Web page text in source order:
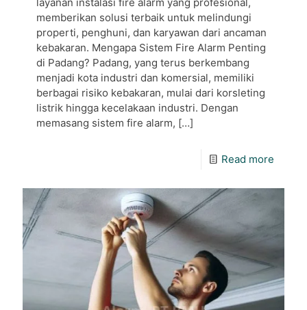
memberikan solusi terbaik untuk melindungi
properti, penghuni, dan karyawan dari ancaman
kebakaran. Mengapa Sistem Fire Alarm Penting
di Padang? Padang, yang terus berkembang
menjadi kota industri dan komersial, memiliki
berbagai risiko kebakaran, mulai dari korsleting
listrik hingga kecelakaan industri. Dengan
memasang sistem fire alarm, […]
Read more